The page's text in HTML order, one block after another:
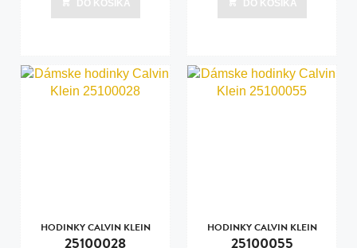
Posledná aktualizácia dnes o 11:00
DO KOŠÍKA
Posledná aktualizácia dnes o 11:00
DO KOŠÍKA
HODINKY CALVIN KLEIN
25100028
HODINKY CALVIN KLEIN
25100055